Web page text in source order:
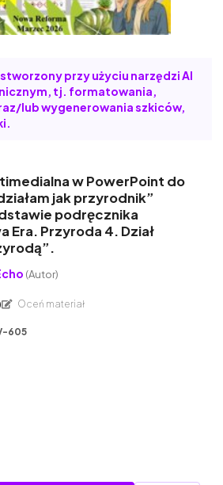
przy użyciu narzędzi AI
tj. formatowania,
lub wygenerowania szkiców,
w PowerPoint do
jak przyrodnik”
podręcznika
Era. Przyroda 4. Dział
(Autor)
Oceń materiał
605